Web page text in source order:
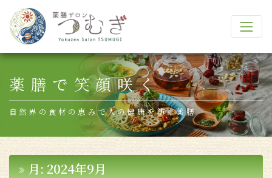
Main Navigation
薬膳で笑顔咲く
自然界の食材の恵みで人の健康を紡ぐ薬膳
月:2024年9月